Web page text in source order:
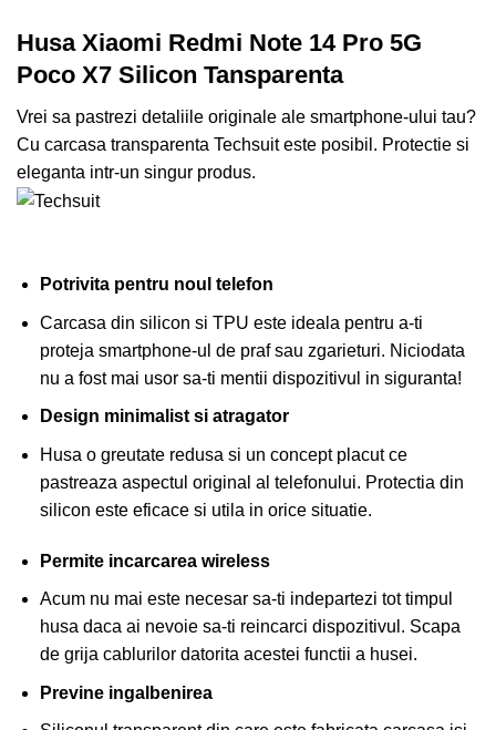
Husa Xiaomi Redmi Note 14 Pro 5G
Poco X7 Silicon Tansparenta
Vrei sa pastrezi detaliile originale ale smartphone-ului tau?
Cu carcasa transparenta Techsuit este posibil. Protectie si
eleganta intr-un singur produs.
Potrivita pentru noul telefon
Carcasa din silicon si TPU este ideala pentru a-ti
proteja smartphone-ul de praf sau zgarieturi. Niciodata
nu a fost mai usor sa-ti mentii dispozitivul in siguranta!
Design minimalist si atragator
Husa o greutate redusa si un concept placut ce
pastreaza aspectul original al telefonului. Protectia din
silicon este eficace si utila in orice situatie.
Permite incarcarea wireless
Acum nu mai este necesar sa-ti indepartezi tot timpul
husa daca ai nevoie sa-ti reincarci dispozitivul. Scapa
de grija cablurilor datorita acestei functii a husei.
Previne ingalbenirea